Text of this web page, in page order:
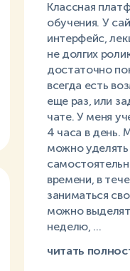
Классная
обучения. У
интерфейс,
не долгих
достаточно
всегда есть
еще раз, или
чате. У меня
4 часа в день.
можно
времени, в
заниматься
можно
неделю, ...
читать